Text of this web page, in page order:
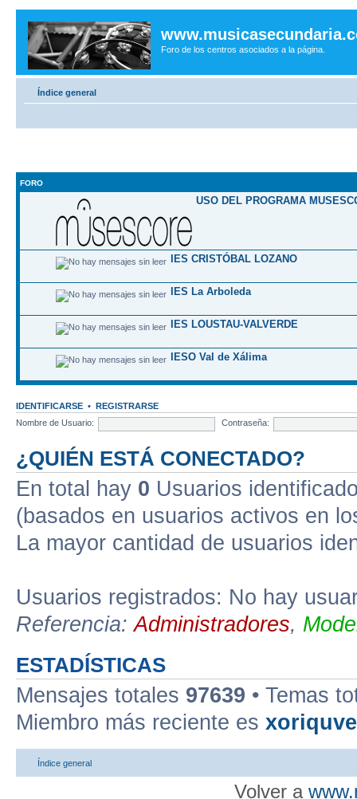
Foro de los centros asociados a la página.
Índice general
FORO
USO DEL PROGRAMA
IES CRISTÓBAL LOZANO
IES La Arboleda
IES LOUSTAU-VALVERDE
IESO Val de Xálima
IDENTIFICARSE • REGISTRARSE
Nombre de Usuario:
Contraseña:
¿QUIÉN ESTÁ CONECTADO?
En total hay 0 Usuarios
(basados en usuarios activos en
La mayor cantidad de usuarios
Usuarios registrados: No hay
Referencia:Administradores,
ESTADÍSTICAS
Mensajes totales 97639 • Temas
Miembro más reciente es
Índice general
Volver a